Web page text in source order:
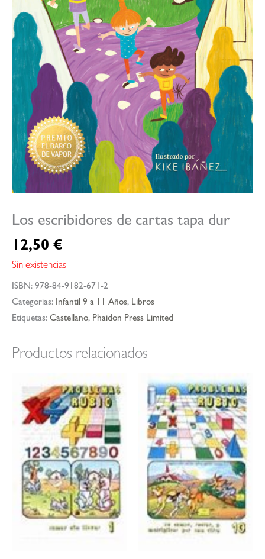
Los escribidores de cartas tapa dur
12,50 €
Sin existencias
ISBN: 978-84-9182-671-2
Categorías: Infantil 9 a 11 Años, Libros
Etiquetas: Castellano, Phaidon Press Limited
Productos relacionados